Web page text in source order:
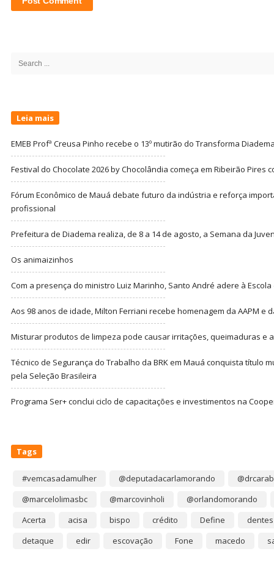
Search
Leia mais
EMEB Profª Creusa Pinho recebe o 13º mutirão do Transforma
Festival do Chocolate 2026 by Chocolândia começa em Ribeirão Pires
Fórum Econômico de Mauá debate futuro da indústria e reforça
profissional
Prefeitura de Diadema realiza, de 8 a 14 de agosto, a Semana da
Os animaizinhos
Com a presença do ministro Luiz Marinho, Santo André adere à
Aos 98 anos de idade, Milton Ferriani recebe homenagem da AAPM e
Misturar produtos de limpeza pode causar irritações, queimaduras e
Técnico de Segurança do Trabalho da BRK em Mauá conquista título
pela Seleção Brasileira
Programa Ser+ conclui ciclo de capacitações e investimentos na
Tags
#vemcasadamulher @deputadacarlamorando
@marcelolimasbc
@marcovinholi
@orlandomorando
Acerta
acisa bispo crédito Define
dentes
detaque
edir escovação Fone macedo